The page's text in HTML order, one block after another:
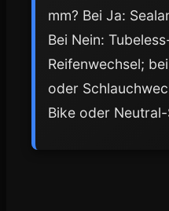
mm? Bei Ja:
Bei Nein:
Reifenwechsel;
oder
Bike oder